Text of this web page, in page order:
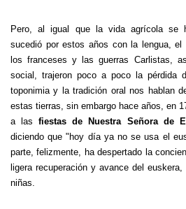
Pero, al igual que la vida agrícola se
sucedió por estos años con la lengua, el
los franceses y las guerras Carlistas,
social, trajeron poco a poco la pérdida
toponimia y la tradición oral nos hablan
estas tierras, sin embargo hace años, en
a lasfiestas de Nuestra Señora de
diciendo que "hoy día ya no se usa el
parte, felizmente, ha despertado la
ligera recuperación y avance del
niñas.